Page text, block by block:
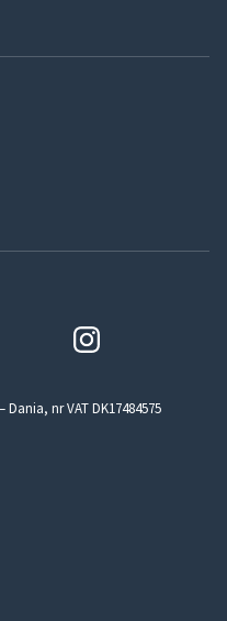
nr VAT DK17484575